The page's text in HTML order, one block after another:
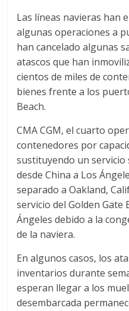
a
n
s
p
o
r
t
e
d
Las líneas navieras han
algunas operaciones a
han cancelado algunas
atascos que han
cientos de miles de
bienes frente a los
Beach.
CMA CGM, el cuarto
contenedores por
sustituyendo un servicio
desde China a Los
separado a Oakland,
servicio del Golden Gate
Ángeles debido a la
de la naviera.
En algunos casos, los
inventarios durante
esperan llegar a los
desembarcada